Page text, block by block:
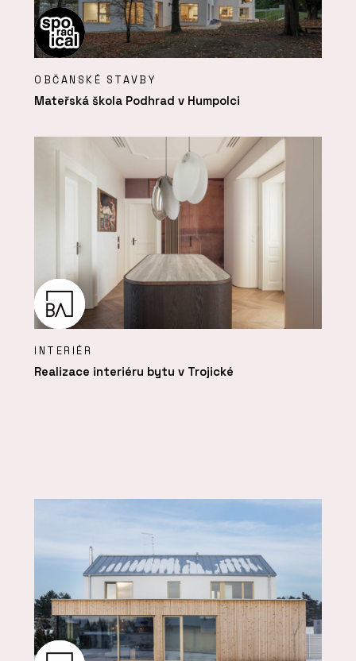
OBČANSKÉ STAVBY
Mateřská škola Podhrad v Humpolci
INTERIÉR
Realizace interiéru bytu v Trojické